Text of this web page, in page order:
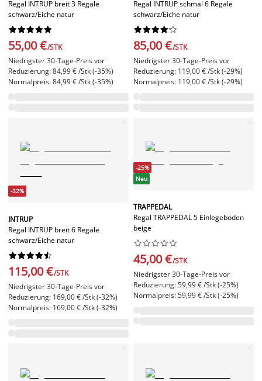
Regal INTRUP breit 3 Regale
schwarz/Eiche natur






55,00 €/STK
Niedrigster 30-Tage-Preis vor
Reduzierung: 84,99 € /Stk (-35%)
Normalpreis: 84,99 € /Stk (-35%)
Regal INTRUP schmal 6 Regale
schwarz/Eiche natur






85,00 €/STK
Niedrigster 30-Tage-Preis vor
Reduzierung: 119,00 € /Stk (-29%)
Normalpreis: 119,00 € /Stk (-29%)
-32%
INTRUP
Regal INTRUP breit 6 Regale
schwarz/Eiche natur






115,00 €/STK
Niedrigster 30-Tage-Preis vor
Reduzierung: 169,00 € /Stk (-32%)
Normalpreis: 169,00 € /Stk (-32%)
-25%
Neu
TRAPPEDAL
Regal TRAPPEDAL 5 Einlegeböden
beige






45,00 €/STK
Niedrigster 30-Tage-Preis vor
Reduzierung: 59,99 € /Stk (-25%)
Normalpreis: 59,99 € /Stk (-25%)